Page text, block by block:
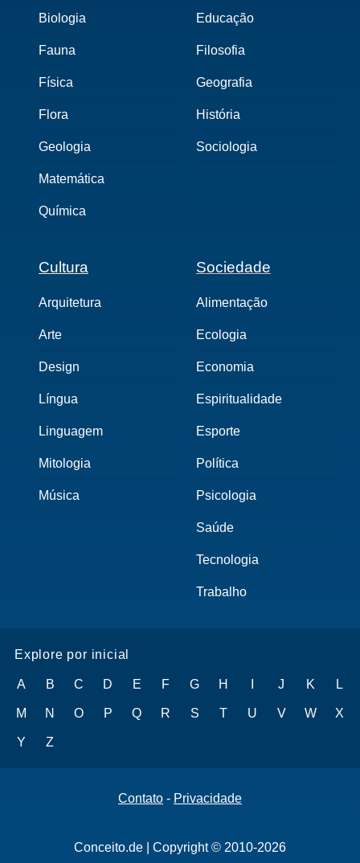
Biologia
Fauna
Física
Flora
Geologia
Matemática
Química
Educação
Filosofia
Geografia
História
Sociologia
Cultura
Arquitetura
Arte
Design
Língua
Linguagem
Mitologia
Música
Sociedade
Alimentação
Ecologia
Economia
Espiritualidade
Esporte
Política
Psicologia
Saúde
Tecnologia
Trabalho
Explore por inicial
A B C D E F G H J K L
M N O P Q R S T U V W X
Y Z
Contato - Privacidade
Conceito.de | Copyright © 2010-2026